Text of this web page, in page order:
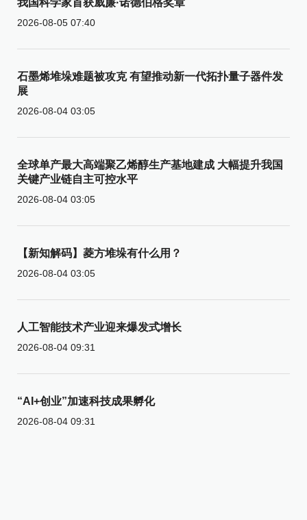
2026-08-05 07:40
石墨烯堆垛难题被攻克 有望推动新一代拓扑量子器件发
展
2026-08-04 03:05
全球单产最大高端聚乙烯醇生产基地建成 大幅提升我国
关键产业链自主可控水平
2026-08-04 03:05
【新知解码】菱方堆垛有什么用？
2026-08-04 03:05
人工智能技术产业迎来爆发式增长
2026-08-04 09:31
“AI+创业”加速科技成果孵化
2026-08-04 09:31